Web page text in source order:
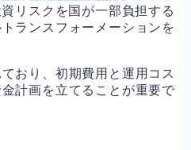
リスクを国が一部負担する
ランスフォーメーションを
おり、初期費用と運用コス
計画を立てることが重要で